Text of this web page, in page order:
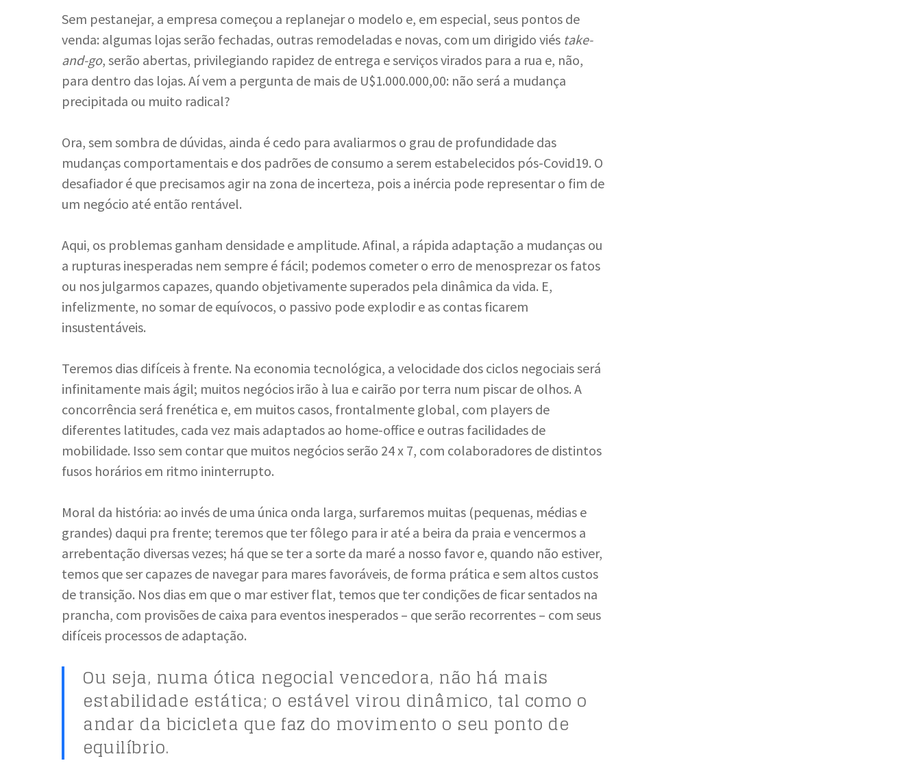
Sem pestanejar, a empresa começou a replanejar o modelo e, em especial, seus pontos de
venda: algumas lojas serão fechadas, outras remodeladas e novas, com um dirigido viés take-
and-go, serão abertas, privilegiando rapidez de entrega e serviços virados para a rua e, não,
para dentro das lojas. Aí vem a pergunta de mais de U$1.000.000,00: não será a mudança
precipitada ou muito radical?
Ora, sem sombra de dúvidas, ainda é cedo para avaliarmos o grau de profundidade das
mudanças comportamentais e dos padrões de consumo a serem estabelecidos pós-Covid19. O
desafiador é que precisamos agir na zona de incerteza, pois a inércia pode representar o fim de
um negócio até então rentável.
Aqui, os problemas ganham densidade e amplitude. Afinal, a rápida adaptação a mudanças ou
a rupturas inesperadas nem sempre é fácil; podemos cometer o erro de menosprezar os fatos
ou nos julgarmos capazes, quando objetivamente superados pela dinâmica da vida. E,
infelizmente, no somar de equívocos, o passivo pode explodir e as contas ficarem
insustentáveis.
Teremos dias difíceis à frente. Na economia tecnológica, a velocidade dos ciclos negociais será
infinitamente mais ágil; muitos negócios irão à lua e cairão por terra num piscar de olhos. A
concorrência será frenética e, em muitos casos, frontalmente global, com players de
diferentes latitudes, cada vez mais adaptados ao home-office e outras facilidades de
mobilidade. Isso sem contar que muitos negócios serão 24 x 7, com colaboradores de distintos
fusos horários em ritmo ininterrupto.
Moral da história: ao invés de uma única onda larga, surfaremos muitas (pequenas, médias e
grandes) daqui pra frente; teremos que ter fôlego para ir até a beira da praia e vencermos a
arrebentação diversas vezes; há que se ter a sorte da maré a nosso favor e, quando não estiver,
temos que ser capazes de navegar para mares favoráveis, de forma prática e sem altos custos
de transição. Nos dias em que o mar estiver flat, temos que ter condições de ficar sentados na
prancha, com provisões de caixa para eventos inesperados – que serão recorrentes – com seus
difíceis processos de adaptação.
Ou seja, numa ótica negocial vencedora, não há mais
estabilidade estática; o estável virou dinâmico, tal como o
andar da bicicleta que faz do movimento o seu ponto de
equilíbrio.